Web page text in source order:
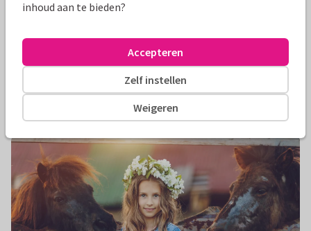
Tips voor een cake smash fotoshoot
Wordt jouw zoon of dochter 1 jaar en lijkt het je leuk om hier
een bijzonder moment van te maken? Doe dan een cake
smash en l...Lees verder
inhoud aan te bieden?
Weigeren
Zelf instellen
Accepteren